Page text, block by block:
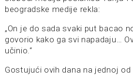
beogradske medije rekla:
„On je do sada svaki put bacao
govorio kako ga svi napadaju…
učinio.“
Gostujući ovih dana na jednoj